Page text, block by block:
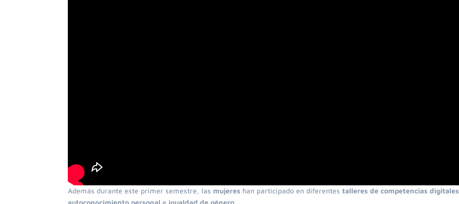
Además durante este primer semestre, las mujeres han participado en diferentes talleres de competencias digitales,